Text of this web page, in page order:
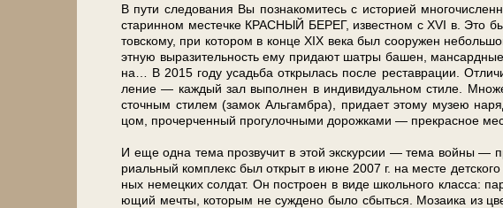
В пу­ти сле­до­ва­ния Вы по­зна­ко­ми­тесь с ис­то­ри­ей
ста­рин­ном ме­стеч­ке КРАСНЫЙ БЕРЕГ, из­вест­ном с XVI в. Это
тов­ско­му, при ко­то­ром в кон­це XIX ве­ка был со­ору­жен
эт­ную вы­ра­зи­тель­ность ему при­да­ют шат­ры ба­шен,
на… В 2015 го­ду усадь­ба от­кры­лась по­сле ре­став­ра­ции.
ле­ние — каж­дый зал вы­пол­нен в ин­ди­ви­ду­аль­ном сти­ле.
сточ­ным сти­лем (за­мок Аль­гам­бра), при­да­ет этому му­зею
цом, про­чер­чен­ный про­гу­лоч­ны­ми до­рож­ка­ми — пре­крас­ное
И еще од­на те­ма про­зву­чит в этой экс­кур­сии — те­ма
ри­аль­ный ком­плекс был от­крыт в июне 2007 г. на ме­сте
ных не­мец­ких сол­дат. Он по­стро­ен в ви­де школь­но­го клас­са:
ю­щий меч­ты, ко­то­рым не суж­де­но бы­ло сбыть­ся. Мозаика из